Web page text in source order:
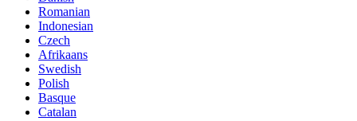
Romanian
Indonesian
Czech
Afrikaans
Swedish
Polish
Basque
Catalan